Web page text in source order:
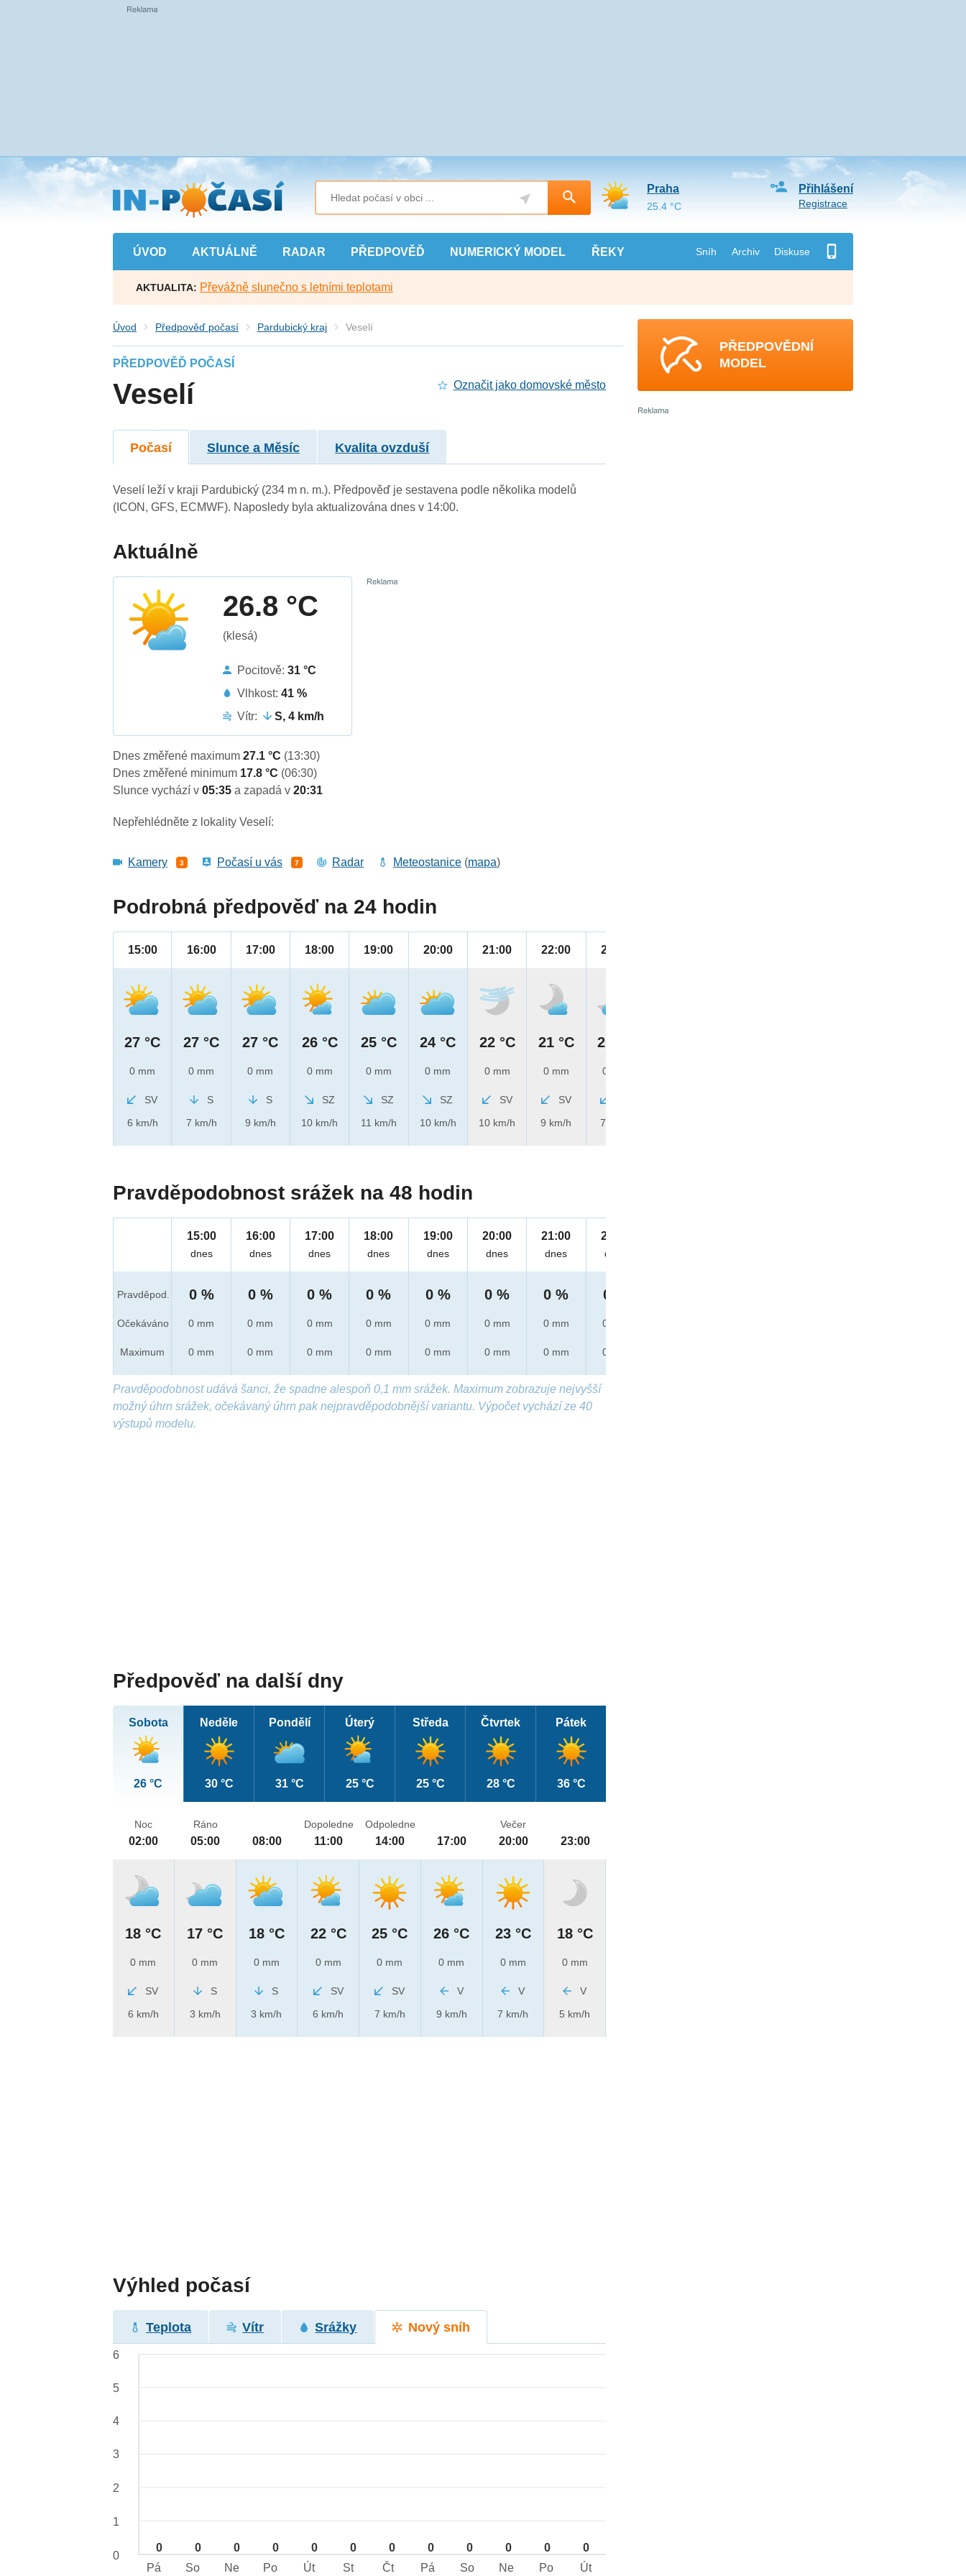
Přejít
na
hlavní
obsah
ÚVOD AKTUÁLNĚ RADAR PŘEDPOVĚĎ NUMERICKÝ MODEL ŘEKY Sníh Archiv Diskuse
Přihlášení
Registrace
Praha
25.4 °C
AKTUALITA: Převážně slunečno s letními teplotami
Úvod Předpověď počasí Pardubický kraj Veselí
PŘEDPOVĚĎ POČASÍ
Veselí Označit jako domovské město
Počasí Slunce a Měsíc Kvalita ovzduší
Veselí leží v kraji Pardubický (234 m n. m.). Předpověď je sestavena podle několika modelů
(ICON, GFS, ECMWF). Naposledy byla aktualizována dnes v 14:00.
Aktuálně
26.8 °C
(klesá)
Pocitově:31 °C
Vlhkost:41 %
Vítr:
S, 4 km/h
Dnes změřené maximum27.1 °C (13:30)
Dnes změřené minimum 17.8 °C (06:30)
Slunce vychází v05:35a zapadá v20:31
Nepřehlédněte z lokality Veselí:
Kamery 3 Počasí u vás 7 Radar Meteostanice (mapa)
Podrobná předpověď na 24 hodin
15:00
27 °C
0 mm
SV
6 km/h
16:00
27 °C
0 mm
S
7 km/h
17:00
27 °C
0 mm
S
9 km/h
18:00
26 °C
0 mm
SZ
10 km/h
19:00
25 °C
0 mm
SZ
11 km/h
20:00
24 °C
0 mm
SZ
10 km/h
21:00
22 °C
0 mm
SV
10 km/h
22:00
21 °C
0 mm
SV
9 km/h
23:00
20 °C
0 mm
7 km/h
Pravděpodobnost srážek na 48 hodin
Pravděpod.
Očekáváno
Maximum
15:00
dnes
0 %
0 mm
0 mm
16:00
dnes
0 %
0 mm
0 mm
17:00
dnes
0 %
0 mm
0 mm
18:00
dnes
0 %
0 mm
0 mm
19:00
dnes
0 %
0 mm
0 mm
20:00
dnes
0 %
0 mm
0 mm
21:00
dnes
0 %
0 mm
0 mm
22:00
dnes
0 %
0 mm
0 mm
Pravděpodobnost udává šanci, že spadne alespoň 0,1 mm srážek. Maximum zobrazuje nejvyšší
možný úhrn srážek, očekávaný úhrn pak nejpravděpodobnější variantu. Výpočet vychází ze 40
výstupů modelu.
Předpověď na další dny
Sobota
26 °C
Neděle
30 °C
Pondělí
31 °C
Úterý
25 °C
Středa
25 °C
Čtvrtek
28 °C
Pátek
36 °C
Noc
02:00
18 °C
0 mm
SV
6 km/h
Ráno
05:00
17 °C
0 mm
S
3 km/h
08:00
18 °C
0 mm
S
3 km/h
Dopoledne
11:00
22 °C
0 mm
SV
6 km/h
Odpoledne
14:00
25 °C
0 mm
SV
7 km/h
17:00
26 °C
0 mm
V
9 km/h
Večer
20:00
23 °C
0 mm
V
7 km/h
23:00
18 °C
0 mm
V
5 km/h
Výhled počasí
Teplota Vítr Srážky Nový sníh
0 0 0 0 0 0 0 0 0 0 0 0
6
5
4
3
2
1
0
Pá
So Ne Po Út St Čt Pá So Ne Po Út
PŘEDPOVĚDNÍ
MODEL